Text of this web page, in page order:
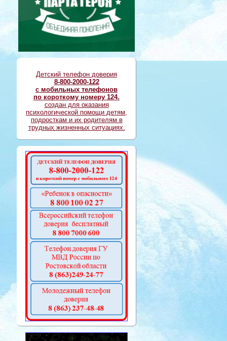
Детский телефон доверия
8-800-2000-122
с мобильных телефонов
по короткому номеру 124.
создан для оказания
психологической помощи детям,
подросткам и их родителям в
трудных жизненных ситуациях.